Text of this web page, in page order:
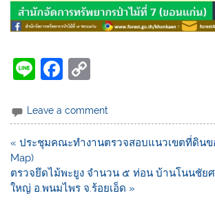
Li
e
F
c
e
o
p
y
n
Leave a comment
« ประชุมคณะทำงานตรวจสอบแนวเขตที่ดินขอ
Map)
ตรวจยึดไม้พะยูง จำนวน ๕ ท่อน บ้านโนนชัย
ใหญ่ อ.พนมไพร จ.ร้อยเอ็ด »